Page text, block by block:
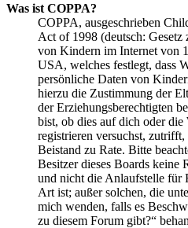
Was ist COPPA?
COPPA, ausgeschrieben
Act of 1998 (deutsch: Gesetz
von Kindern im Internet von
USA, welches festlegt, dass
persönliche Daten von
hierzu die Zustimmung der
der Erziehungsberechtigten
bist, ob dies auf dich oder
registrieren versuchst,
Beistand zu Rate. Bitte
Besitzer dieses Boards keine
und nicht die Anlaufstelle für
Art ist; außer solchen, die
mich wenden, falls es
zu diesem Forum gibt?“